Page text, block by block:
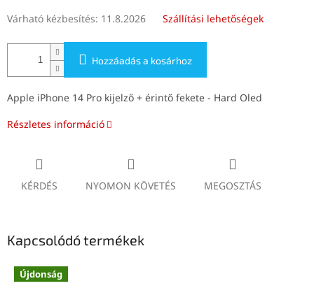
Várható kézbesítés: 11.8.2026 Szállítási lehetőségek
Hozzáadás a kosárhoz
Apple iPhone 14 Pro kijelző + érintő fekete - Hard Oled
Részletes információ
KÉRDÉS NYOMON KÖVETÉS MEGOSZTÁS
Kapcsolódó termékek
Újdonság